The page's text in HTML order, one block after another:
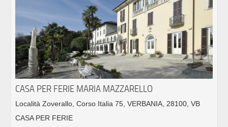
CASA PER FERIE MARIA MAZZARELLO
Località Zoverallo, Corso Italia 75, VERBANIA, 28100, VB
CASA PER FERIE